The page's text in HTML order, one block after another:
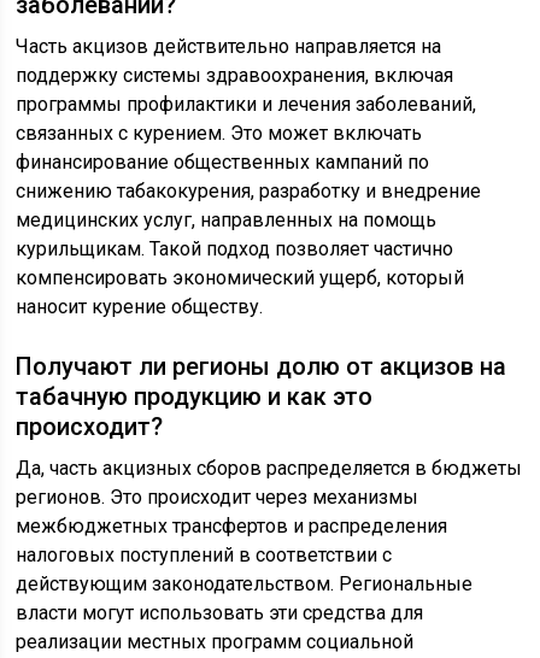
Часть акцизов действительно направляется на
поддержку системы здравоохранения, включая
программы профилактики и лечения заболеваний,
связанных с курением. Это может включать
финансирование общественных кампаний по
снижению табакокурения, разработку и внедрение
медицинских услуг, направленных на помощь
курильщикам. Такой подход позволяет частично
компенсировать экономический ущерб, который
наносит курение обществу.
Получают ли регионы долю от акцизов на
табачную продукцию и как это
происходит?
Да, часть акцизных сборов распределяется в бюджеты
регионов. Это происходит через механизмы
межбюджетных трансфертов и распределения
налоговых поступлений в соответствии с
действующим законодательством. Региональные
власти могут использовать эти средства для
реализации местных программ социальной